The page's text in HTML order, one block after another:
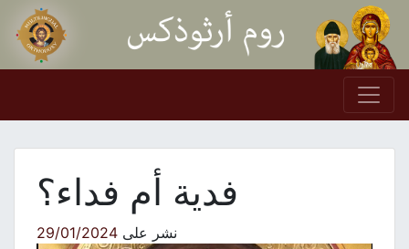
Skip to content
Main Navigation
فدية أم فداء؟
نشر على29/01/2024